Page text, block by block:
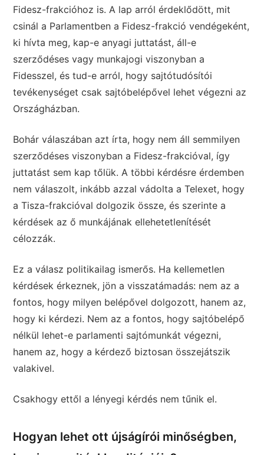
Fidesz-frakcióhoz is. A lap arról érdeklődött, mit
csinál a Parlamentben a Fidesz-frakció vendégeként,
ki hívta meg, kap-e anyagi juttatást, áll-e
szerződéses vagy munkajogi viszonyban a
Fidesszel, és tud-e arról, hogy sajtótudósítói
tevékenységet csak sajtóbelépővel lehet végezni az
Országházban.
Bohár válaszában azt írta, hogy nem áll semmilyen
szerződéses viszonyban a Fidesz-frakcióval, így
juttatást sem kap tőlük. A többi kérdésre érdemben
nem válaszolt, inkább azzal vádolta a Telexet, hogy
a Tisza-frakcióval dolgozik össze, és szerinte a
kérdések az ő munkájának ellehetetlenítését
célozzák.
Ez a válasz politikailag ismerős. Ha kellemetlen
kérdések érkeznek, jön a visszatámadás: nem az a
fontos, hogy milyen belépővel dolgozott, hanem az,
hogy ki kérdezi. Nem az a fontos, hogy sajtóbelépő
nélkül lehet-e parlamenti sajtómunkát végezni,
hanem az, hogy a kérdező biztosan összejátszik
valakivel.
Csakhogy ettől a lényegi kérdés nem tűnik el.
Hogyan lehet ott újságírói minőségben,